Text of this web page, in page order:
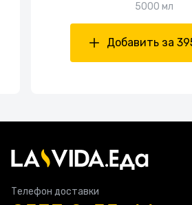
5000 мл
Добавить за
Телефон доставки